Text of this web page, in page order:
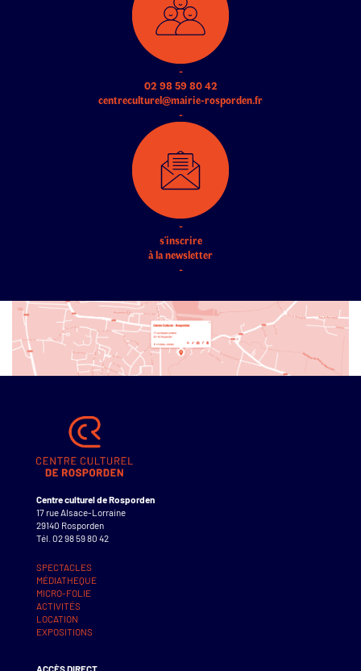
-
02 98 59 80 42
centreculturel@mairie-rosporden.fr
-
-
s'inscrire
à la newsletter
-
Centre culturel de Rosporden
17 rue Alsace-Lorraine
29140 Rosporden
Tél. 02 98 59 80 42
SPECTACLES
MÉDIATHEQUE
MICRO-FOLIE
ACTIVITÉS
LOCATION
EXPOSITIONS
ACCÈS DIRECT